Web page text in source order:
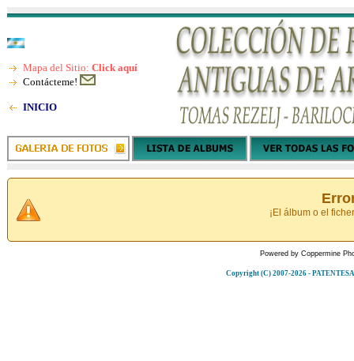
Mapa del Sitio: Click aquí
Contácteme!
INICIO
¡El álbum o el
Powered by Coppermine
Copyright (C) 2007-2026 -